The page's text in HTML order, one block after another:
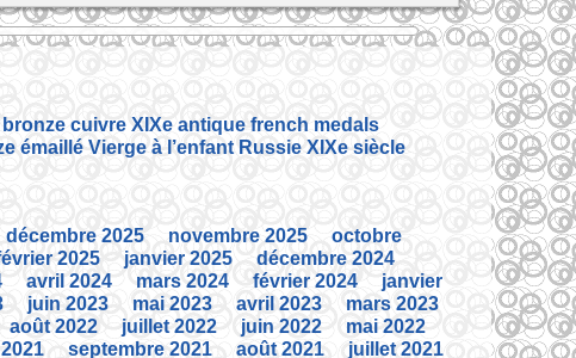
cuivre XIXe antique french medals
émaillé Vierge à l’enfant Russie XIXe siècle
décembre 2025 novembre 2025
octobre
2025 janvier 2025
décembre 2024
avril 2024 mars 2024 février 2024
janvier
juin 2023 mai 2023 avril 2023
mars 2023
août 2022 juillet 2022 juin 2022
mai 2022
septembre 2021 août 2021 juillet 2021